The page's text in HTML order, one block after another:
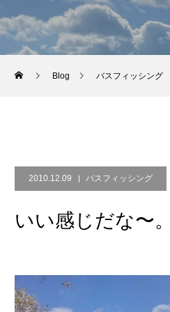
Blog バスフィッシング
2010.12.09 バスフィッシング
いい感じだな〜。